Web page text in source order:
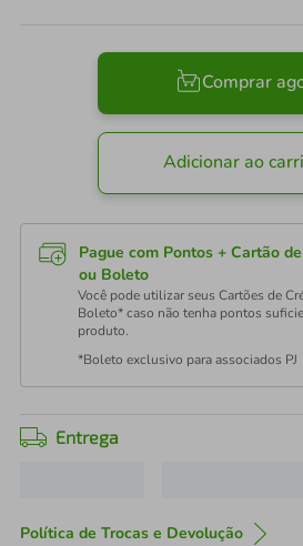
Comprar
Adicionar ao
Pague com Pontos + Cartão
ou Boleto
Você pode utilizar seus Cartões de
Boleto* caso não tenha pontos
produto.
*Boleto exclusivo para associados PJ
Entrega
Política de Trocas e Devolução